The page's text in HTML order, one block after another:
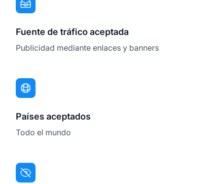
Fuente de tráfico aceptada
Publicidad mediante enlaces y banners
Países aceptados
Todo el mundo